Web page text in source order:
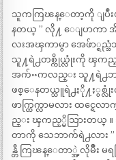
သူကကြၽန္ေတာ့ကို ျပဳံး
နတယ္ ” လို႔ ေျပာကာ အိမ္
လးအၾကာမွာ အေဖ်ာ္ရည္
သူ႔ရဲ႕တစ္ကိုယ္လုံးကို ၾကည့္မိ
အက်ႌကလည္း သူ႔ရဲ႕ဘရ
ဖစ္ေနတယ္သူရဲ႕ႏို႔ႏွစ္လုံ
ဖာက္ထြက္လာမလား ထင္ရ
ည္း ၾကည့္မိသြားတယ္ ။
တာကို သေဘာက်ရဲ႕လား
န္တီ ကြၽန္ေတာ္အဲ့လိုမ်ိဳး မ